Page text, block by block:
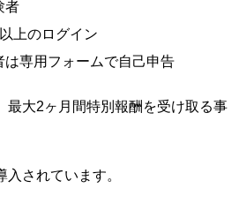
者
上のログイン
は専用フォームで自己申告
最大2ヶ月間特別報酬を受け取る事
されています。